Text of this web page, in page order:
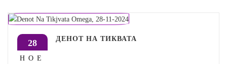
28
НОЕ
ДЕНОТ НА ТИКВАТА